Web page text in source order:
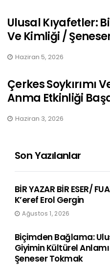
Ulusal Kıyafetler:
Ve Kimliği /
Haziran 5, 2026
Çerkes Soykırımı
Anma Etkinliği
Haziran 3, 2026
Son Yazılanlar
BİR YAZAR BİR ESER/
K’eref Erol Gergin
Ağustos 1, 2026
Biçimden Bağlama:
Giyimin Kültürel
Şeneser Tokmak